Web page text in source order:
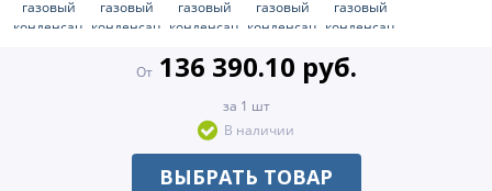
От136 390.10 руб.
за 1 шт
В наличии
ВЫБРАТЬ ТОВАР